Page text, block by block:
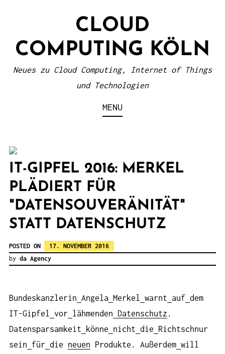
CLOUD
COMPUTING KÖLN
Neues zu Cloud Computing, Internet of Things
und Technologien
MENU
IT-GIPFEL 2016: MERKEL
PLÄDIERT FÜR
"DATENSOUVERÄNITÄT"
STATT DATENSCHUTZ
POSTED ON
17. NOVEMBER 2016
by da Agency
Bundeskanzlerin Angela Merkel warnt auf dem
IT-Gipfel
vor lähmenden Datenschutz .
Datensparsamkeit
könne nicht die
Richtschnur
sein
für die neuen Produkte. Außerdem will